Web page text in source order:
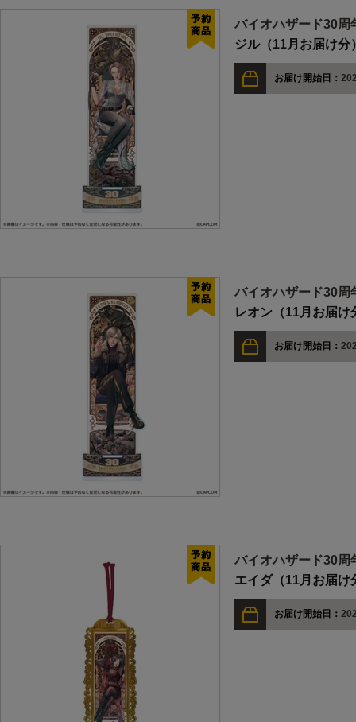
バイオハザード30
ジル（11月お届け分
お届け開始日：
バイオハザード30
レオン（11月お届け
お届け開始日：
バイオハザード30
エイダ（11月お届け
お届け開始日：